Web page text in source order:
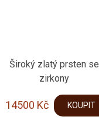
Široký zlatý prsten se
zirkony
14500 Kč KOUPIT